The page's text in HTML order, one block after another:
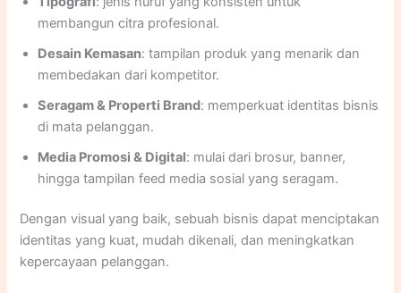
membangun citra profesional.
Desain Kemasan: tampilan produk yang menarik dan
membedakan dari kompetitor.
Seragam & Properti Brand: memperkuat identitas bisnis
di mata pelanggan.
Media Promosi & Digital: mulai dari brosur, banner,
hingga tampilan feed media sosial yang seragam.
Dengan visual yang baik, sebuah bisnis dapat menciptakan
identitas yang kuat, mudah dikenali, dan meningkatkan
kepercayaan pelanggan.